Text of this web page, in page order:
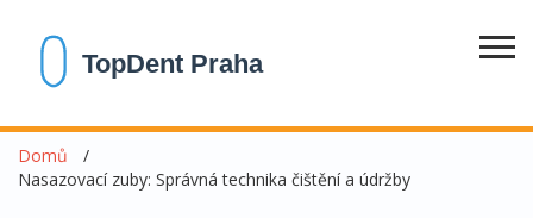
Domů
Nasazovací zuby: Správná technika čištění a údržby